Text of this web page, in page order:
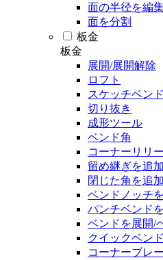
面の半径を編
面を分割
板金
板金
展開/展開解除
ロフト
スケッチベン
切り抜き
成形ツール
ベンド角
コーナーリリ
留め継ぎを追加
閉じた角を追加
ベンドノッチ
パンチベンド
ベンドを展開/
クイックベンド
コーナーブレ